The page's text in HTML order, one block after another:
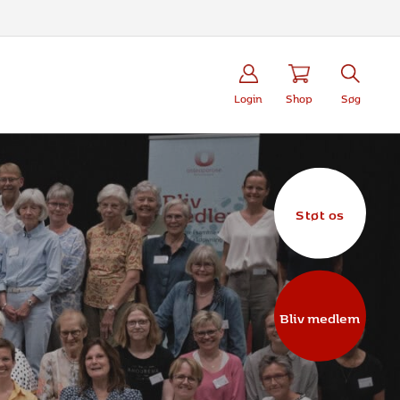
Støt os
Bliv medlem
Login Shop Søg